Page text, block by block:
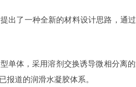
出了一种全新的材料设计思路，通
单体，采用溶剂交换诱导微相分离
报道的润滑水凝胶体系。